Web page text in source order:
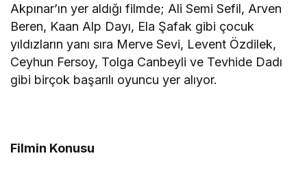
Akpınar’ın yer aldığı filmde; Ali Semi Sefil, Arven
Beren, Kaan Alp Dayı, Ela Şafak gibi çocuk
yıldızların yanı sıra Merve Sevi, Levent Özdilek,
Ceyhun Fersoy, Tolga Canbeyli ve Tevhide Dadı
gibi birçok başarılı oyuncu yer alıyor.
Filmin Konusu